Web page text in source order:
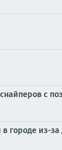
с
городе из-